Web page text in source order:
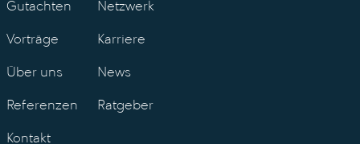
Gutachten Netzwerk
Vorträge Karriere
Über uns News
Referenzen Ratgeber
Kontakt